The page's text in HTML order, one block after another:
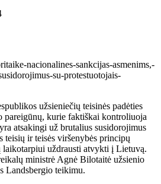
užsieniečių teisinės padėties
pareigūnų, kurie faktiškai kontroliuoja
atsakingi už brutalius susidorojimus
teisių ir teisės viršenybės principų
laikotarpiui uždrausti atvykti į Lietuvą.
ministrė Agnė Bilotaitė užsienio
Landsbergio teikimu.